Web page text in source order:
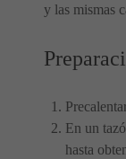
y las mismas
En un
hasta